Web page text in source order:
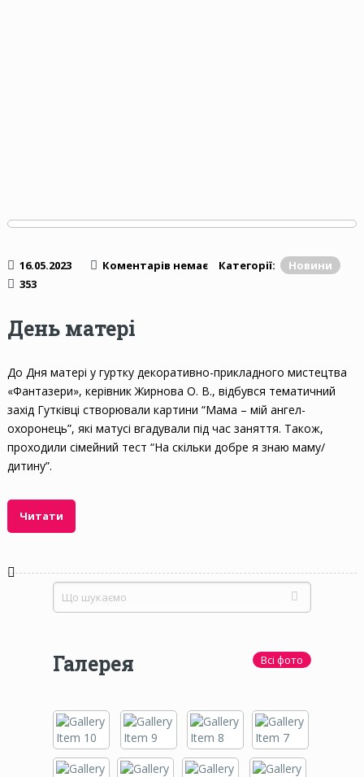
16.05.2023 Коментарів немає Категорії:
Новини
353
День матері
До Дня матері у гуртку декоративно-прикладного мистецтва
«Фантазери», керівник Жирнова О. В., відбувся тематичний
захід Гутківці створювали картини “Мама – мій ангел-
охоронець”, які матусі вгадували під час заняття. Також,
проходили сімейний тест “На скільки добре я знаю маму/
дитину”.
Читати
Галерея Всі фото